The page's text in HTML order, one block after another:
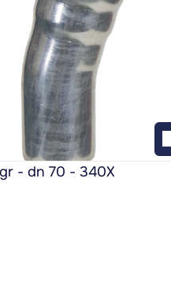
- dn 70 - 340X